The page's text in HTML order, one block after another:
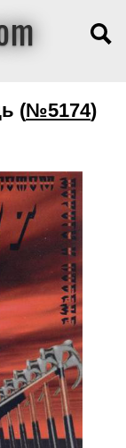
(№5174)